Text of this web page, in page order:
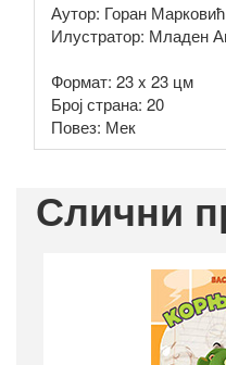
Аутор: Горан Марковић
Илустратор: Младен
Формат: 23 x 23 цм
Број страна: 20
Повез: Мек
Слични